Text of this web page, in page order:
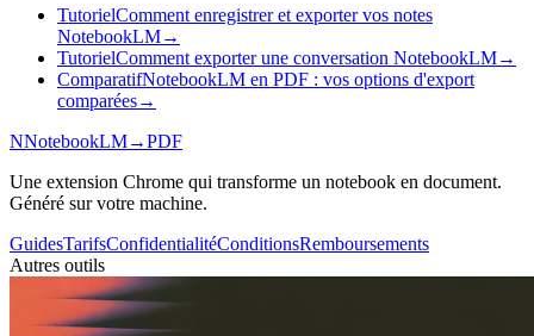
TutorielComment enregistrer et exporter vos notes
NotebookLM→
TutorielComment exporter une conversation NotebookLM→
ComparatifNotebookLM en PDF : vos options d'export
comparées→
NNotebookLM→PDF
Une extension Chrome qui transforme un notebook en document.
Généré sur votre machine.
GuidesTarifsConfidentialitéConditionsRemboursements
Autres outils